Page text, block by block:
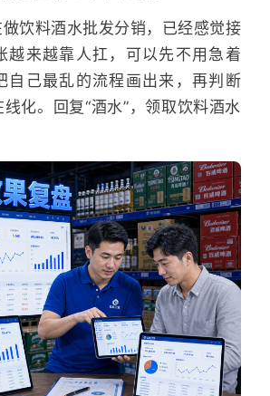
饮料酒水批发分销，已经感觉接
越来越靠人扛，可以先不用急着
自己最乱的流程画出来，再判断
化。回复“酒水”，领取饮料酒水